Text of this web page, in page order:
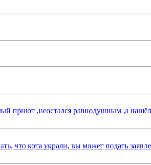
приют ,неостался равнодушным ,а
что кота украли, вы может подать